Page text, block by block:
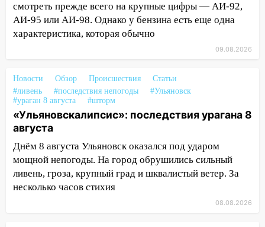
14:28 Ураган вырвал остановку на улице
Деева в Заволжье
14:26
Жители Ульяновска сами
14:16
Шторм продолжает ломать город:
на улице Любови Шевцовой рухнул
светофор
14:14
мошенники под видом преподавателя
14:12 Куда жаловаться ульяновцам на
упавшее дерево или затопленную улицу
смотреть прежде всего на крупные цифры — АИ-92,
АИ-95 или АИ-98. Однако у бензина есть еще одна
характеристика, которая обычно
09.08.2026
Новости Обзор Происшествия
Статьи
#ливень
#последствия непогоды
#Ульяновск
#ураган 8 августа
#шторм
«Ульяновскалипсис»: последствия урагана 8
августа
Днём 8 августа Ульяновск оказался под ударом
мощной непогоды. На город обрушились сильный
ливень, гроза, крупный град и шквалистый ветер. За
несколько часов стихия
08.08.2026